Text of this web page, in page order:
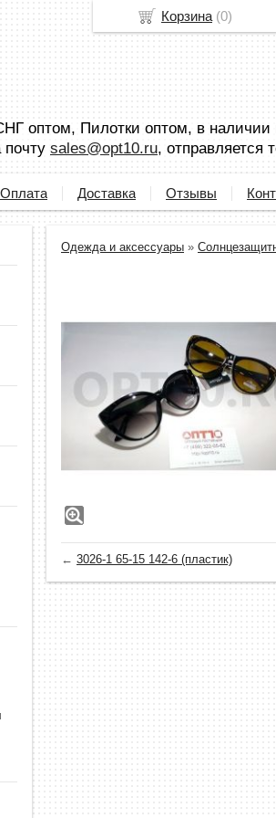
оптом, Пилотки оптом, в наличии
почту sales@opt10.ru, отправляется
Оплата Доставка Отзывы
Одежда и аксессуары »
← 3026-1 65-15 142-6 (пластик)
Корзина (0)